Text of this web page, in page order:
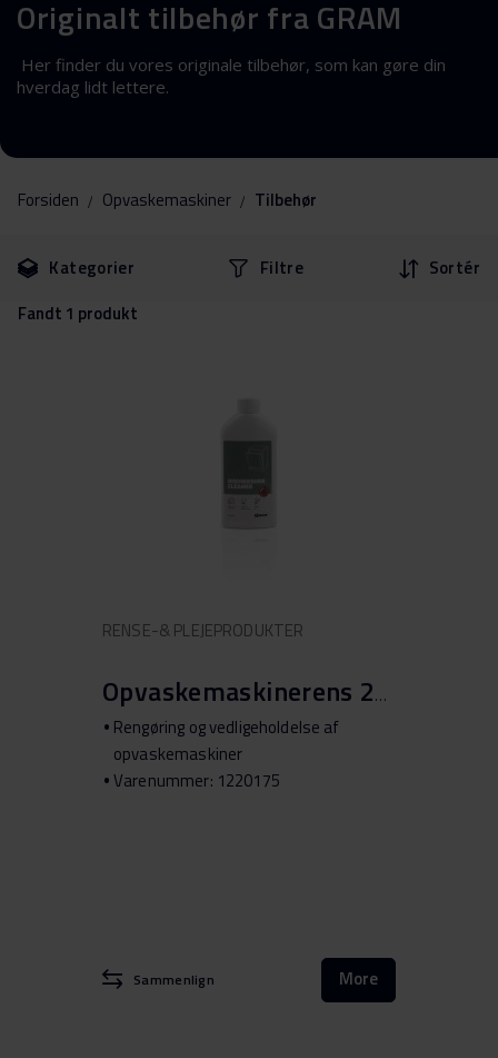
Originalt tilbehør fra GRAM
Her finder du vores originale tilbehør, som kan gøre din
hverdag lidt lettere.
Forsiden Opvaskemaskiner Tilbehør
til
Kategorier Filtre
Sortér
Fandt 1 produkt
RENSE-& PLEJEPRODUKTER
Opvaskemaskinerens 250ML
Sammenlign More
Rengøring og vedligeholdelse af
opvaskemaskiner
Varenummer: 1220175
til